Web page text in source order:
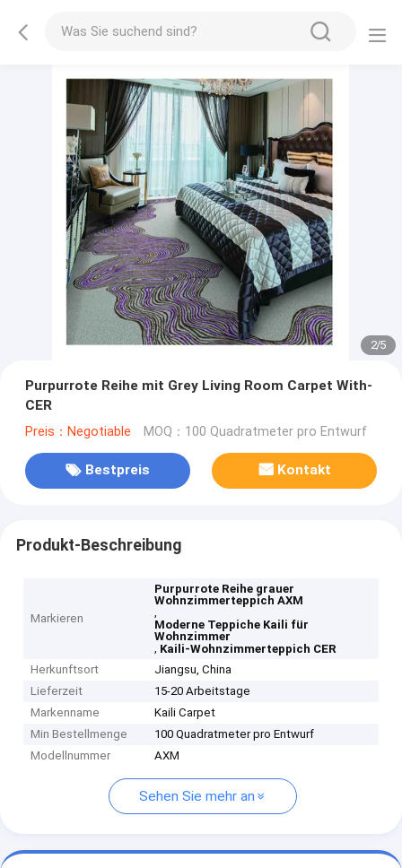
2/5
Purpurrote Reihe mit Grey Living Room Carpet With-
CER
Preis：Negotiable MOQ：100 Quadratmeter pro Entwurf
Bestpreis Kontakt
Produkt-Beschreibung
Markieren
Purpurrote Reihe grauer
Wohnzimmerteppich AXM
,
Moderne Teppiche Kaili für
Wohnzimmer
, Kaili-Wohnzimmerteppich CER
Herkunftsort
Jiangsu, China
Lieferzeit
15-20 Arbeitstage
Markenname
Kaili Carpet
Min Bestellmenge
100 Quadratmeter pro Entwurf
Modellnummer
AXM
Sehen Sie mehr an